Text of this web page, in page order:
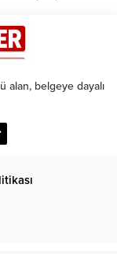
alan, belgeye dayalı